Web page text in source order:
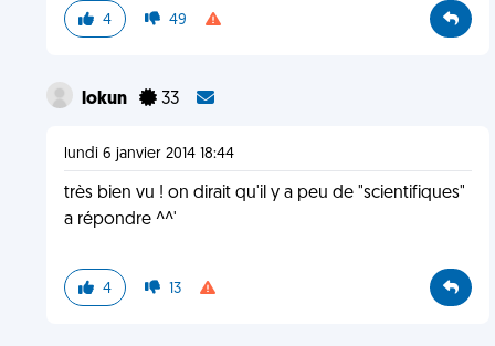
4 49
lokun 33
lundi 6 janvier 2014 18:44
très bien vu ! on dirait qu'il y a peu de "scientifiques"
a répondre ^^'
4 13